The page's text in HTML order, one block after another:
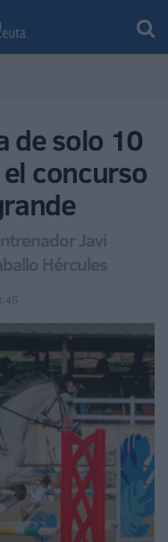
de solo 10
concurso
Javi
Hércules